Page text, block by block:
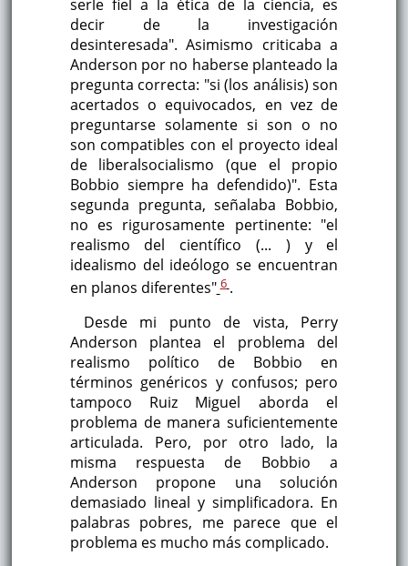
serle fiel a la ética de la ciencia, es
decir de la investigación
desinteresada". Asimismo criticaba a
Anderson por no haberse planteado la
pregunta correcta: "si (los análisis) son
acertados o equivocados, en vez de
preguntarse solamente si son o no
son compatibles con el proyecto ideal
de liberalsocialismo (que el propio
Bobbio siempre ha defendido)". Esta
segunda pregunta, señalaba Bobbio,
no es rigurosamente pertinente: "el
realismo del científico (... ) y el
idealismo del ideólogo se encuentran
en planos diferentes" 6.
Desde mi punto de vista, Perry
Anderson plantea el problema del
realismo político de Bobbio en
términos genéricos y confusos; pero
tampoco Ruiz Miguel aborda el
problema de manera suficientemente
articulada. Pero, por otro lado, la
misma respuesta de Bobbio a
Anderson propone una solución
demasiado lineal y simplificadora. En
palabras pobres, me parece que el
problema es mucho más complicado.